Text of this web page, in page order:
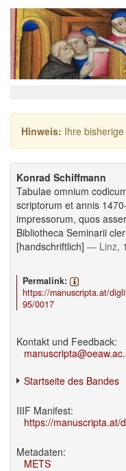
Hinweis: Ihre
Konrad Schiffmann
Tabulae omnium
scriptorum et annis
impressorum, quos
Bibliotheca Seminarii
[handschriftlich] — Linz,
Permalink:
https://manuscripta.at/
95/0017
Kontakt und Feedback:
Startseite des Bandes
IIIF Manifest:
https://manuscripta.at/
Metadaten:
METS